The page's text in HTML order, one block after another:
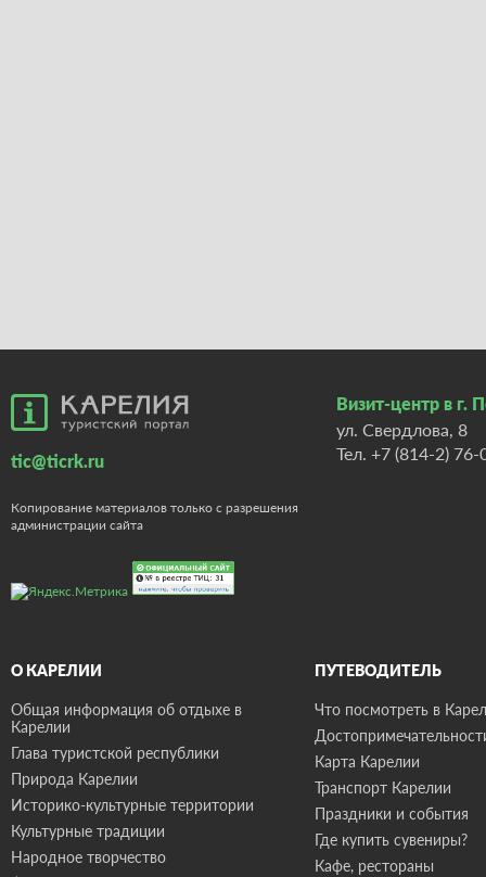
tic@ticrk.ru
Копирование материалов только с разрешения
администрации сайта
Визит-центр в г.
ул. Свердлова, 8
Тел. +7 (814-2) 76-
О КАРЕЛИИ
Общая информация об отдыхе в
Карелии
Глава туристской республики
Природа Карелии
Историко-культурные территории
Культурные традиции
Народное творчество
ПУТЕВОДИТЕЛЬ
Что посмотреть в
Карта Карелии
Транспорт Карелии
Праздники и события
Где купить сувениры?
Кафе, рестораны